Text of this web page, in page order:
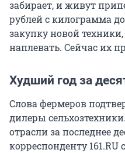
забирает, и живут
рублей с килограмма
закупку новой
наплевать. Сейчас их
Худший год за
Слова фермеров
дилеры
отрасли за последнее
корреспонденту 161.RU